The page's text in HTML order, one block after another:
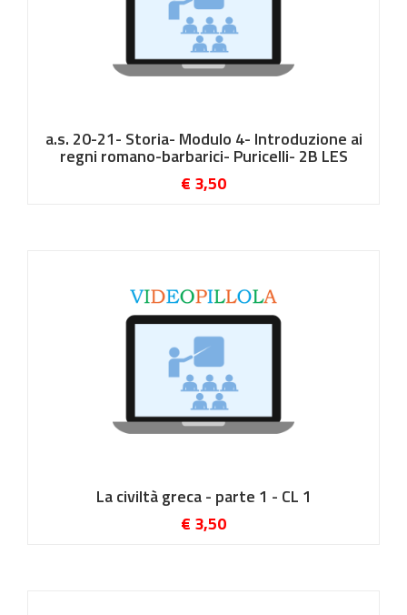
a.s. 20-21- Storia- Modulo 4- Introduzione ai
regni romano-barbarici- Puricelli- 2B LES
€ 3,50
La civiltà greca - parte 1 - CL 1
€ 3,50